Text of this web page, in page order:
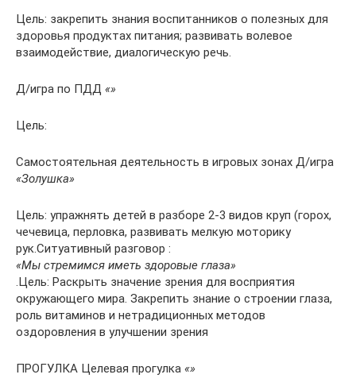
Цель: закрепить знания воспитанников о полезных для
здоровья продуктах питания; развивать волевое
взаимодействие, диалогическую речь.
Д/игра по ПДД «»
Цель:
Самостоятельная деятельность в игровых зонах Д/игра
«Золушка»
Цель: упражнять детей в разборе 2-3 видов круп (горох,
чечевица, перловка, развивать мелкую моторику
рук.Ситуативный разговор :
«Мы стремимся иметь здоровые глаза»
.Цель: Раскрыть значение зрения для восприятия
окружающего мира. Закрепить знание о строении глаза,
роль витаминов и нетрадиционных методов
оздоровления в улучшении зрения
ПРОГУЛКА Целевая прогулка «»